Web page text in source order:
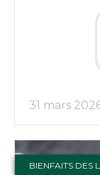
31 mars
BIENFAITS DES